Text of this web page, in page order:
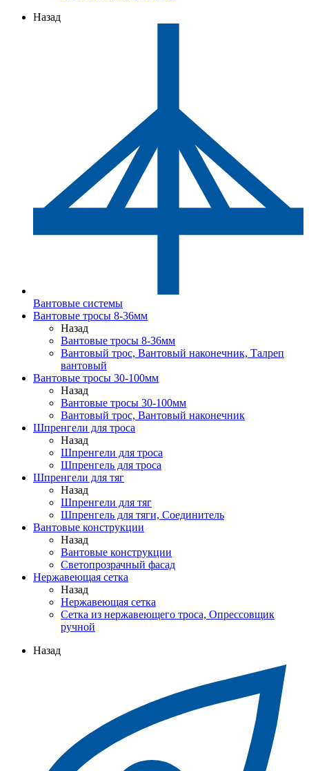
Назад
Вантовые системы
Вантовые тросы 8-36мм
Назад
Вантовые тросы 8-36мм
Вантовый трос, Вантовый наконечник, Талреп
вантовый
Вантовые тросы 30-100мм
Назад
Вантовые тросы 30-100мм
Вантовый трос, Вантовый наконечник
Шпренгели для троса
Назад
Шпренгели для троса
Шпренгель для троса
Шпренгели для тяг
Назад
Шпренгели для тяг
Шпренгель для тяги, Соединитель
Вантовые конструкции
Назад
Вантовые конструкции
Светопрозрачный фасад
Нержавеющая сетка
Назад
Нержавеющая сетка
Сетка из нержавеющего троса, Опрессовщик
ручной
Назад